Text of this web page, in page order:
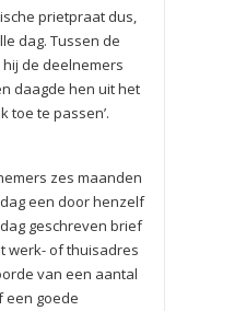
prietpraat dus,
dag. Tussen de
de deelnemers
daagde hen uit het
toe te passen’.
zes maanden
een door henzelf
geschreven brief
werk- of thuisadres
van een aantal
een goede